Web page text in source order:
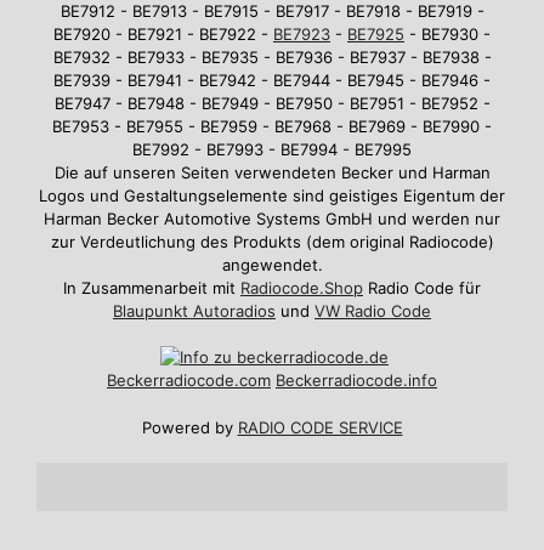
BE7912 - BE7913 - BE7915 - BE7917 - BE7918 - BE7919 -
BE7920 - BE7921 - BE7922 - BE7923 - BE7925 - BE7930 -
BE7932 - BE7933 - BE7935 - BE7936 - BE7937 - BE7938 -
BE7939 - BE7941 - BE7942 - BE7944 - BE7945 - BE7946 -
BE7947 - BE7948 - BE7949 - BE7950 - BE7951 - BE7952 -
BE7953 - BE7955 - BE7959 - BE7968 - BE7969 - BE7990 -
BE7992 - BE7993 - BE7994 - BE7995
Die auf unseren Seiten verwendeten Becker und Harman
Logos und Gestaltungselemente sind geistiges Eigentum der
Harman Becker Automotive Systems GmbH und werden nur
zur Verdeutlichung des Produkts (dem original Radiocode)
angewendet.
In Zusammenarbeit mit Radiocode.Shop Radio Code für
Blaupunkt Autoradios und VW Radio Code
Beckerradiocode.com Beckerradiocode.info
Powered by RADIO CODE SERVICE